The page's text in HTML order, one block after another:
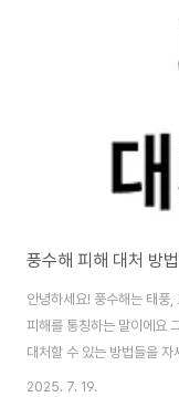
풍수해 피해 대처 방
안녕하세요! 풍수해는 태풍
피해를 통칭하는 말이에요
대처할 수 있는 방법들을
해 피해를 줄이기 위해서는
2025. 7. 19.